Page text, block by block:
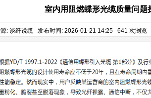
室内用阻燃蝶形光缆质量问题
: 谈纤说缆 发布时间: 2026-01-21 14:25 641 次浏